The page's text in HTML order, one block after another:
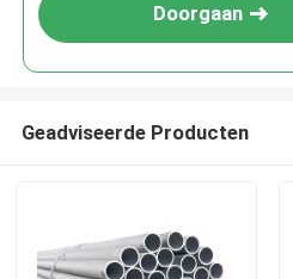
Doorgaan
Geadviseerde Producten